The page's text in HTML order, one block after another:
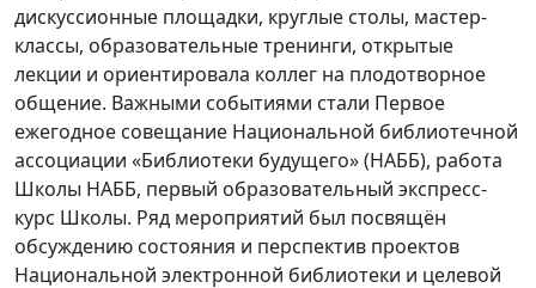
дискуссионные площадки, круглые столы, мастер-
классы, образовательные тренинги, открытые
лекции и ориентировала коллег на плодотворное
общение. Важными событиями стали Первое
ежегодное совещание Национальной библиотечной
ассоциации «Библиотеки будущего» (НАББ), работа
Школы НАББ, первый образовательный экспресс-
курс Школы. Ряд мероприятий был посвящён
обсуждению состояния и перспектив проектов
Национальной электронной библиотеки и целевой